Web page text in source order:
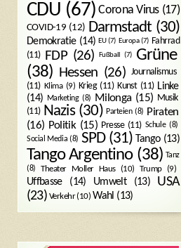
CDU (67) Corona Virus(17)
COVID-19 (12) Darmstadt (30)
Demokratie(14) EU(7) Europa(7) Fahrrad
(11)
FDP(26) Fußball (7)
Grüne
(38) Hessen (26) Journalismus
(11) Klima(9) Krieg(11) Kunst(11) Linke
(14) Marketing(8) Milonga(15) Musik
(11) Nazis(30) Parteien(8) Piraten
(16) Politik(15) Presse(11) Schule(8)
Social Media (8) SPD(31) Tango(13)
Tango Argentino(38) Tanz
(8)
Theater Moller Haus(10) Trump(9)
Uffbasse(14) Umwelt(13)
USA
(23) Verkehr(10) Wahl (13)